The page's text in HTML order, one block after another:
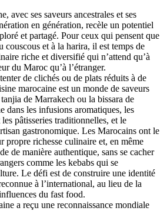
avec ses saveurs ancestrales et ses
en génération, recèle un potentiel
et partagé. Pour ceux qui pensent que
couscous et à la harira, il est temps de
riche et diversifié qui n’attend qu’à
du Maroc qu’à l’étranger.
de clichés ou de plats réduits à de
marocaine est un monde de saveurs
de Marrakech ou la bissara de
dans les infusions aromatiques, les
pâtisseries traditionnelles, et le
gastronomique. Les Marocains ont le
propre richesse culinaire et, en même
de manière authentique, sans se cacher
comme les kebabs qui se
Le défi est de construire une identité
à l’international, au lieu de la
du fast food.
a reçu une reconnaissance mondiale